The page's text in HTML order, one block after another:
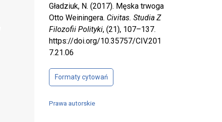
Gładziuk, N. (2017). Męska trwoga
Otto Weiningera. Civitas. Studia Z
Filozofii Polityki, (21), 107–137.
https://doi.org/10.35757/CIV.201
7.21.06
Formaty cytowań
Prawa autorskie